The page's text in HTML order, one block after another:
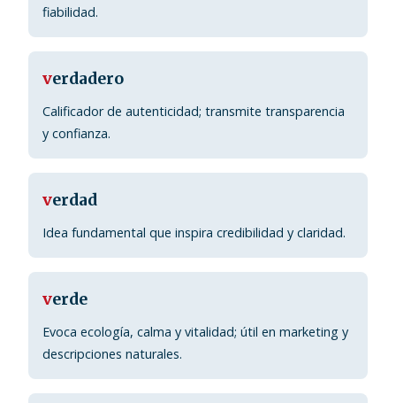
fiabilidad.
verdadero
Calificador de autenticidad; transmite transparencia
y confianza.
verdad
Idea fundamental que inspira credibilidad y claridad.
verde
Evoca ecología, calma y vitalidad; útil en marketing y
descripciones naturales.